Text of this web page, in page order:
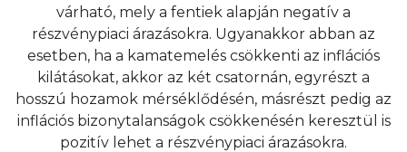
várható, mely a fentiek alapján negatív a
részvénypiaci árazásokra. Ugyanakkor abban az
esetben, ha a kamatemelés csökkenti az inflációs
kilátásokat, akkor az két csatornán, egyrészt a
hosszú hozamok mérséklődésén, másrészt pedig az
inflációs bizonytalanságok csökkenésén keresztül is
pozitív lehet a részvénypiaci árazásokra.